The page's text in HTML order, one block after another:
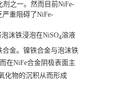
剂之一。然而目前NiFe-
重阻碍了NiFe-
沫铁浸泡在NiSO4溶液
金。镍铁合金与泡沫铁
在NiFe合金阴极表面主
化物的沉积从而形成